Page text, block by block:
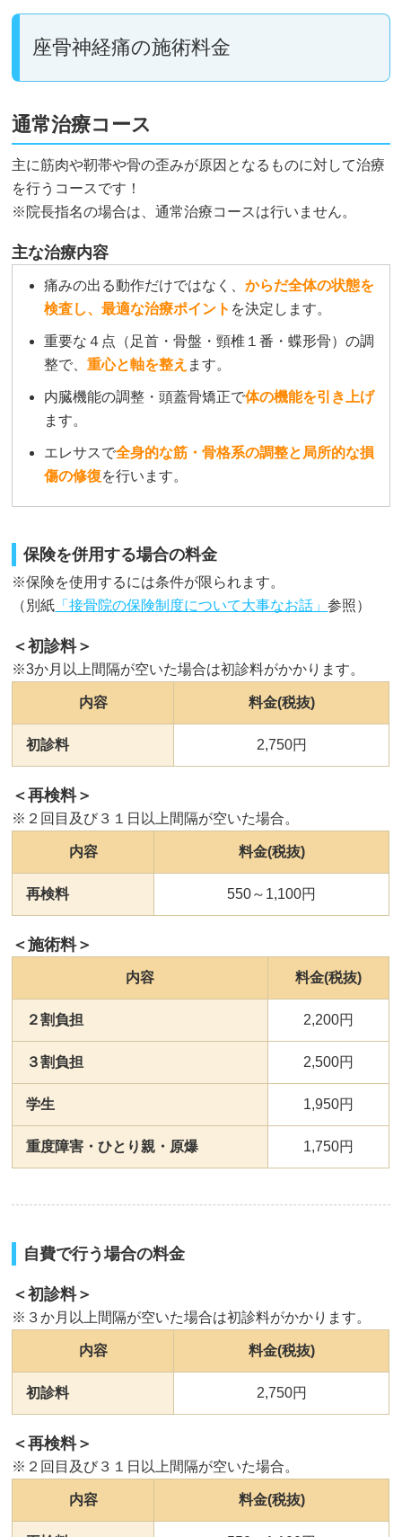
座骨神経痛の施術料金
通常治療コース
主に筋肉や靭帯や骨の歪みが原因となるものに対して治療
を行うコースです！
※院長指名の場合は、通常治療コースは行いません。
主な治療内容
痛みの出る動作だけではなく、からだ全体の状態を
検査し、最適な治療ポイント を決定します。
重要な４点（足首・骨盤・頸椎１番・蝶形骨）の調
整で、重心と軸を整え ます。
内臓機能の調整・頭蓋骨矯正で体の機能を引き上げ
ます。
エレサスで全身的な筋・骨格系の調整と局所的な損
傷の修復を行います。
保険を併用する場合の料金
※保険を使用するには条件が限られます。
（別紙 「接骨院の保険制度について大事なお話」参照）
＜初診料＞
※3か月以上間隔が空いた場合は初診料がかかります。
内容 料金(税抜)
初診料 2,750円
＜再検料＞
※２回目及び３１日以上間隔が空いた場合。
内容 料金(税抜)
再検料 550～1,100円
＜施術料＞
内容 料金(税抜)
２割負担 2,200円
３割負担 2,500円
学生 1,950円
重度障害・ひとり親・原爆 1,750円
自費で行う場合の料金
＜初診料＞
※３か月以上間隔が空いた場合は初診料がかかります。
内容 料金(税抜)
初診料 2,750円
＜再検料＞
※２回目及び３１日以上間隔が空いた場合。
内容 料金(税抜)